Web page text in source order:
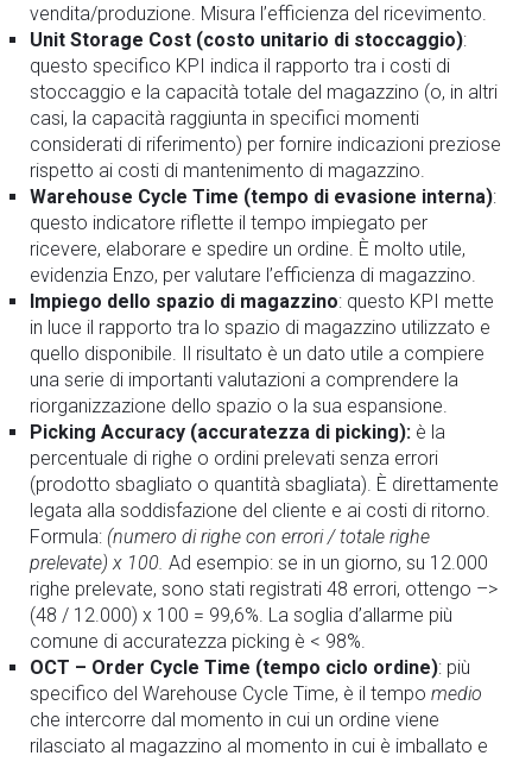
vendita/produzione. Misura l’efficienza del ricevimento.
Unit Storage Cost (costo unitario di stoccaggio):
questo specifico KPI indica il rapporto tra i costi di
stoccaggio e la capacità totale del magazzino (o, in altri
casi, la capacità raggiunta in specifici momenti
considerati di riferimento) per fornire indicazioni preziose
rispetto ai costi di mantenimento di magazzino.
Warehouse Cycle Time (tempo di evasione interna):
questo indicatore riflette il tempo impiegato per
ricevere, elaborare e spedire un ordine. È molto utile,
evidenzia Enzo, per valutare l’efficienza di magazzino.
Impiego dello spazio di magazzino: questo KPI mette
in luce il rapporto tra lo spazio di magazzino utilizzato e
quello disponibile. Il risultato è un dato utile a compiere
una serie di importanti valutazioni a comprendere la
riorganizzazione dello spazio o la sua espansione.
Picking Accuracy (accuratezza di picking): è la
percentuale di righe o ordini prelevati senza errori
(prodotto sbagliato o quantità sbagliata). È direttamente
legata alla soddisfazione del cliente e ai costi di ritorno.
Formula: (numero di righe con errori / totale righe
prelevate) x 100. Ad esempio: se in un giorno, su 12.000
righe prelevate, sono stati registrati 48 errori, ottengo –>
(48 / 12.000) x 100 = 99,6%. La soglia d’allarme più
comune di accuratezza picking è < 98%.
OCT – Order Cycle Time (tempo ciclo ordine): più
specifico del Warehouse Cycle Time, è il tempo medio
che intercorre dal momento in cui un ordine viene
rilasciato al magazzino al momento in cui è imballato e